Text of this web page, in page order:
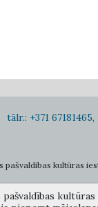
tālr.: +371 67181465,
pašvaldības kultūras